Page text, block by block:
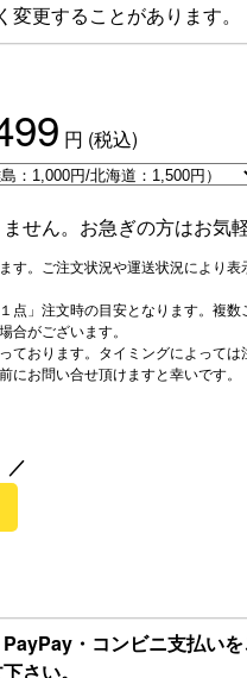
更することがあります。
円 (税込)
せん。お急ぎの方はお気
す。ご注文状況や運送状況により
点」注文時の目安となります。複
合がございます。
ております。タイミングによって
にお問い合せ頂けますと幸いです。
・コンビニ支払い
さい。